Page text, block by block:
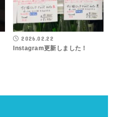
2026.02.22
Instagram更新しました！